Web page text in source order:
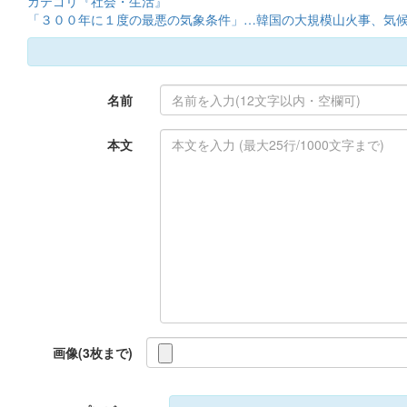
「３００年に１度の最悪の気象条件」…韓国の大規模山火事、気
名前
本文
画像(3枚まで)